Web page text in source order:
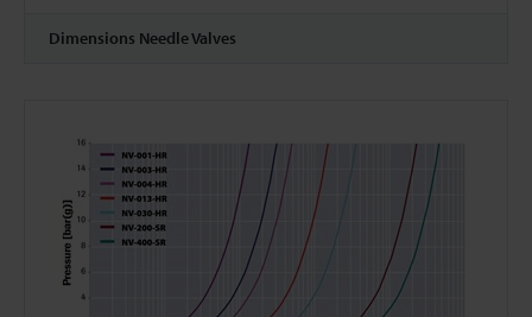
Dimensions Needle Valves